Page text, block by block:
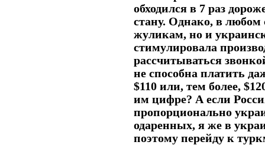
обходился в 7 раз
стану. Однако, в любом
жуликам, но и
стимулировала
рассчитываться
не способна платить
$110 или, тем более,
им цифре? А если
пропорционально
одаренных, я же в
поэтому перейду к